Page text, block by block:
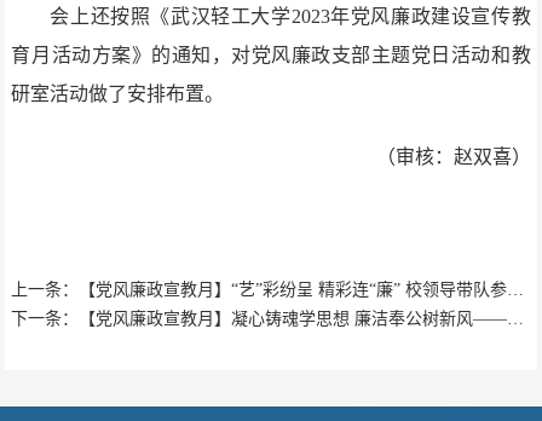
会上还按照《武汉轻工大学2023年党风廉政建设宣传教
育月活动方案》的通知，对党风廉政支部主题党日活动和教
研室活动做了安排布置。
（审核：赵双喜）